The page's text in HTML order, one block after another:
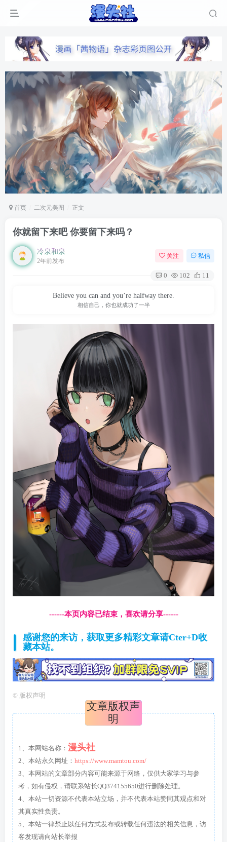
首页 二次元美图 正文
你就留下来吧 你要留下来吗？
冷泉和泉
2年前发布
关注 私信
0 102 11
Believe you can and you’re halfway there.
相信自己，你也就成功了一半
------本页内容已结束，喜欢请分享------
感谢您的来访，获取更多精彩文章请Cter+D收
藏本站。
© 版权声明
文章版权声
明
1、本网站名称： 漫头社
2、本站永久网址： https://www.mamtou.com/
3、本网站的文章部分内容可能来源于网络，仅供大家学习与参
考，如有侵权，请联系站长QQ374155650进行删除处理。
4、本站一切资源不代表本站立场，并不代表本站赞同其观点和对
其真实性负责。
5、本站一律禁止以任何方式发布或转载任何违法的相关信息，访
客发现请向站长举报